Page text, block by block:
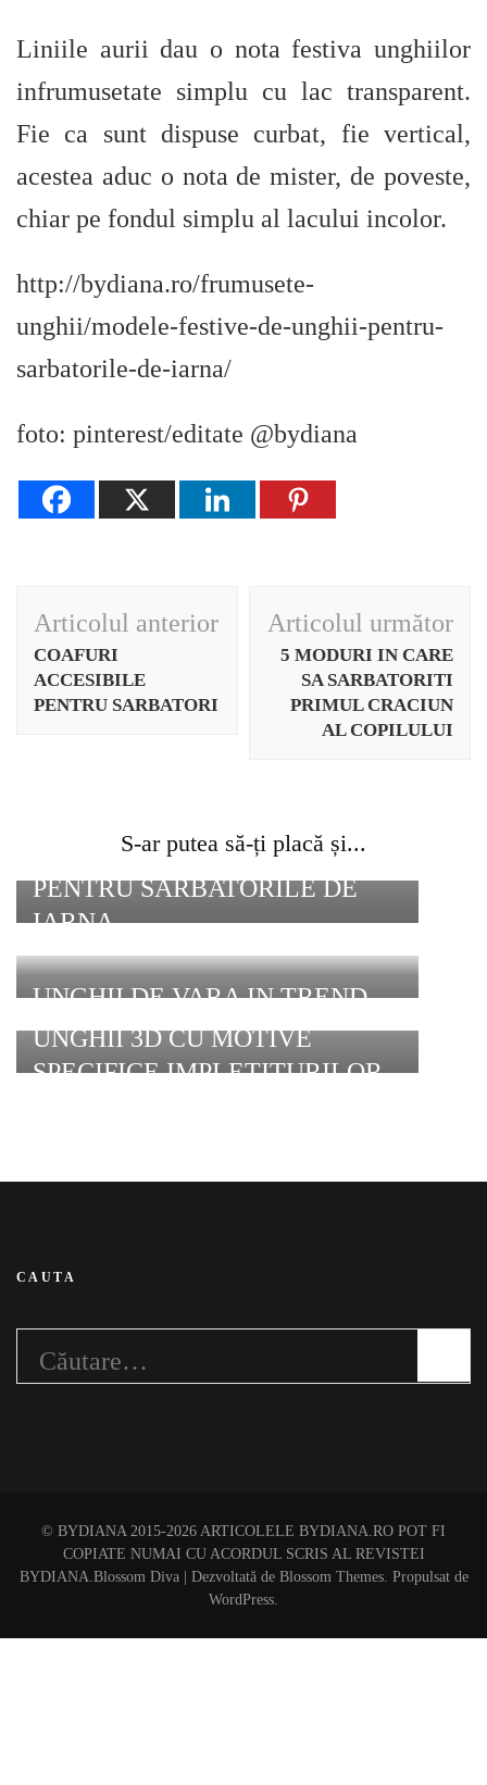
Liniile aurii dau o nota festiva unghiilor
infrumusetate simplu cu lac transparent.
Fie ca sunt dispuse curbat, fie vertical,
acestea aduc o nota de mister, de poveste,
chiar pe fondul simplu al lacului incolor.
http://bydiana.ro/frumusete-
unghii/modele-festive-de-unghii-pentru-
sarbatorile-de-iarna/
foto: pinterest/editate @bydiana
Navigare
în
articole
Articolul anterior
COAFURI
ACCESIBILE
PENTRU SARBATORI
Articolul următor
5 MODURI IN CARE
SA SARBATORITI
PRIMUL CRACIUN
AL COPILULUI
S-ar putea să-ți placă și...
MODELE FESTIVE DE UNGHII
PENTRU SARBATORILE DE
IARNA
UNGHII DE VARA IN TREND
UNGHII 3D CU MOTIVE
SPECIFICE IMPLETITURILOR
CAUTA
Caută
© BYDIANA 2015-2026 ARTICOLELE BYDIANA.RO POT FI
COPIATE NUMAI CU ACORDUL SCRIS AL REVISTEI
BYDIANA.Blossom Diva | Dezvoltată deBlossom Themes. Propulsat de
WordPress.